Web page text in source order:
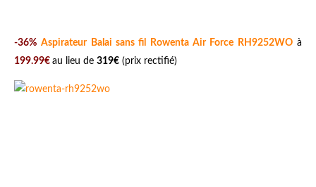
-36% Aspirateur Balai sans fil Rowenta Air Force RH9252WOà
199.99€ au lieu de 319€ (prix rectifié)